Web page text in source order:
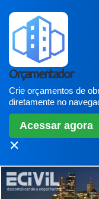
Orçamentador
Crie orçamentos de
diretamente no
Acessar agora
✕